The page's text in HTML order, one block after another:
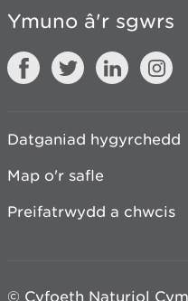
Ymuno â'r sgwrs
Datganiad hygyrchedd
Map o'r safle
Preifatrwydd a chwcis
© Cyfoeth Naturiol